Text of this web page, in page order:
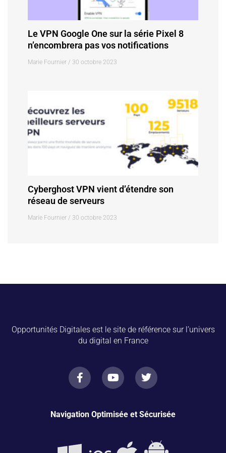
Le VPN Google One sur la série Pixel 8
n’encombrera pas vos notifications
Marie Fournier 30 octobre 2023
Cyberghost VPN vient d’étendre son
réseau de serveurs
Marie Fournier 30 octobre 2023
Opportunités Digitales est le site de référence sur l’univers
du digital en France
Navigation Optimisée et Sécurisée